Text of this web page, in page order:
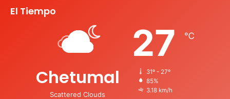
El Tiempo
Chetumal
Scattered Clouds
27 ℃
31º - 27º
85%
3.18 km/h